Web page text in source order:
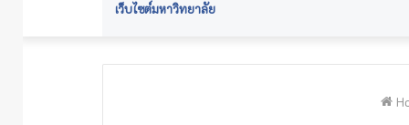
เว็บไซต์มหาวิทยาลัย